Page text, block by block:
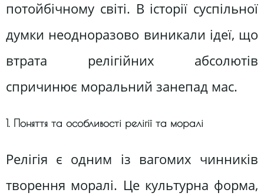
потойбічному світі. В історії суспільної
думки неодноразово виникали ідеї, що
втрата релігійних абсолютів
спричинює моральний занепад мас.
1. Поняття та особливості релігії та моралі
Релігія є одним із вагомих чинників
творення моралі. Це культурна форма,